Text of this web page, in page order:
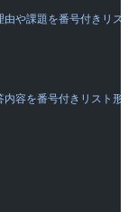
由や課題を番号付きリ
内容を番号付きリスト